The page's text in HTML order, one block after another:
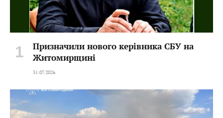
Призначили нового керівника СБУ на
Житомирщині
31.07.2026